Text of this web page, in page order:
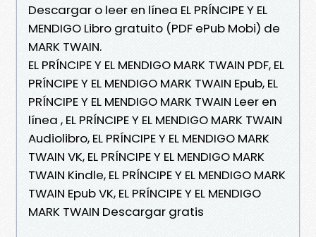
Descargar o leer en línea EL PRÍNCIPE Y EL
MENDIGO Libro gratuito (PDF ePub Mobi) de
MARK TWAIN.
EL PRÍNCIPE Y EL MENDIGO MARK TWAIN PDF, EL
PRÍNCIPE Y EL MENDIGO MARK TWAIN Epub, EL
PRÍNCIPE Y EL MENDIGO MARK TWAIN Leer en
línea , EL PRÍNCIPE Y EL MENDIGO MARK TWAIN
Audiolibro, EL PRÍNCIPE Y EL MENDIGO MARK
TWAIN VK, EL PRÍNCIPE Y EL MENDIGO MARK
TWAIN Kindle, EL PRÍNCIPE Y EL MENDIGO MARK
TWAIN Epub VK, EL PRÍNCIPE Y EL MENDIGO
MARK TWAIN Descargar gratis